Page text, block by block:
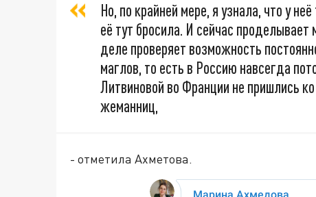
Но, по крайней мере, я узнала, что у
её тут бросила. И сейчас
деле проверяет возможность
маглов, то есть в Россию навсегда
Литвиновой во Франции не пришлись
жеманниц,
- отметила Ахметова.